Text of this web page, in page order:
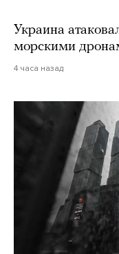
Украина
морскими
4 часа назад